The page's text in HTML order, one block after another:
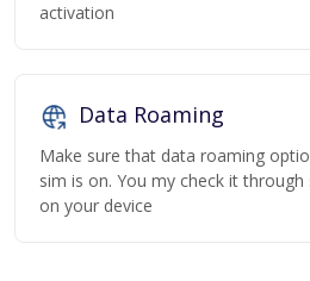
activation
Data Roaming
Make sure that data roaming
sim is on. You my check it
on your device